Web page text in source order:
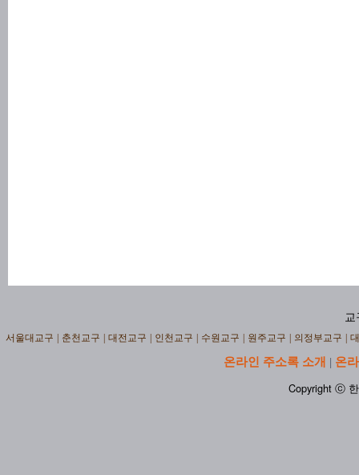
교
서울대교구 춘천교구 대전교구 인천교구 수원교구 원주교구 의정부교구
온라인 주소록 소개 | 온
Copyright ⓒ